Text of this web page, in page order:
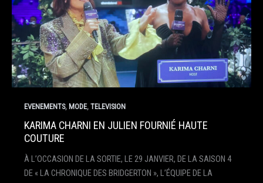
EVENEMENTS, MODE, TELEVISION
KARIMA CHARNI EN JULIEN FOURNIÉ HAUTE
COUTURE
À L’OCCASION DE LA SORTIE, LE 29 JANVIER, DE LA SAISON 4
DE « LA CHRONIQUE DES BRIDGERTON », L’ÉQUIPE DE LA